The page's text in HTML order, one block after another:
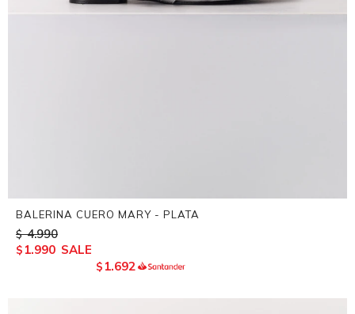
BALERINA CUERO MARY - PLATA
$ 4.990
$ 1.990
$ 1.692